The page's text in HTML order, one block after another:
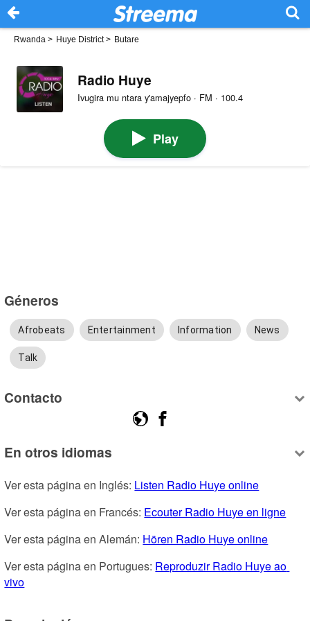
Rwanda > Huye District> Butare
Radio Huye
Ivugira mu ntara y'amajyepfo · FM · 100.4
Play
Géneros
Afrobeats Entertainment Information News
Talk
Contacto
En otros idiomas
Ver esta página en Inglés: Listen Radio Huye online
Ver esta página en Francés: Ecouter Radio Huye en ligne
Ver esta página en Alemán: Hören Radio Huye online
Ver esta página en Portugues: Reproduzir Radio Huye ao
vivo